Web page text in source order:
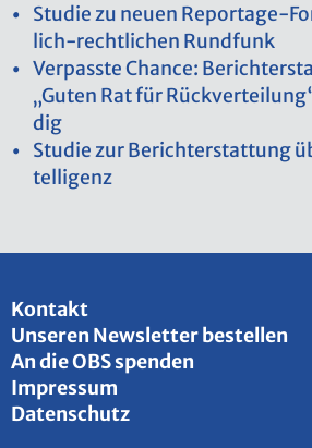
Stu­die zu neuen Re­por­ta­ge-
lich-recht­li­chen Rund­funk
Ver­pass­te Chan­ce:
„Guten Rat für
dig
Stu­die zur Be­richt­erstat­tung
tel­li­genz
Kon­takt
Un­se­ren News­let­ter be­stel­len
An die OBS spen­den
Im­pres­sum
Da­ten­schutz